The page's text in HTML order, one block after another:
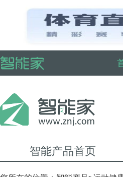
智能产品首页